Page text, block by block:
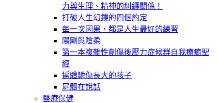
力與生理、精神的糾纏關係！
打破人生幻鏡的四個約定
每一次因果，都是人生最好的練習
陽剛與陰柔
第一本複雜性創傷後壓力症候群自我療癒聖
經
遍體鱗傷長大的孩子
屍體在說話
醫療保健